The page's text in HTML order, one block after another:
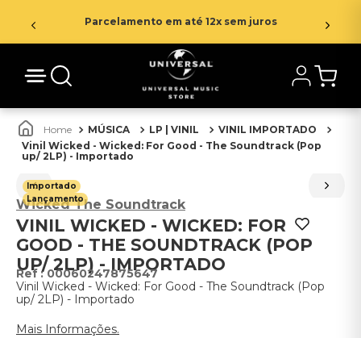
Parcelamento em até 12x sem juros
MÚSICA LP | VINIL
VINIL IMPORTADO
Vinil Wicked - Wicked: For Good - The Soundtrack (Pop
up/ 2LP) - Importado
Importado
Lançamento
Wicked The Soundtrack
VINIL WICKED - WICKED: FOR
GOOD - THE SOUNDTRACK (POP
UP/ 2LP) - IMPORTADO
:00060247875647
Vinil Wicked - Wicked: For Good - The Soundtrack (Pop
up/ 2LP) - Importado
Mais Informações.